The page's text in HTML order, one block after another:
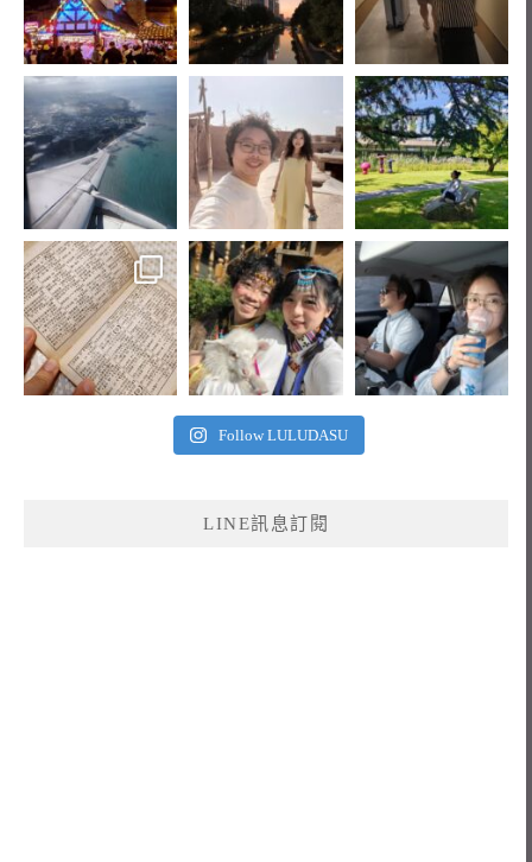
Follow LULUDASU
LINE訊息訂閱